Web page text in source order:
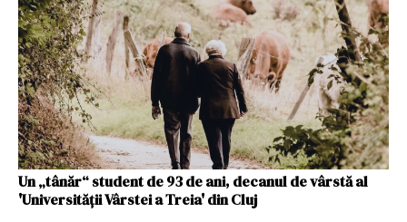
Un „tânăr“ student de 93 de ani, decanul de vârstă al
'Universității Vârstei a Treia' din Cluj